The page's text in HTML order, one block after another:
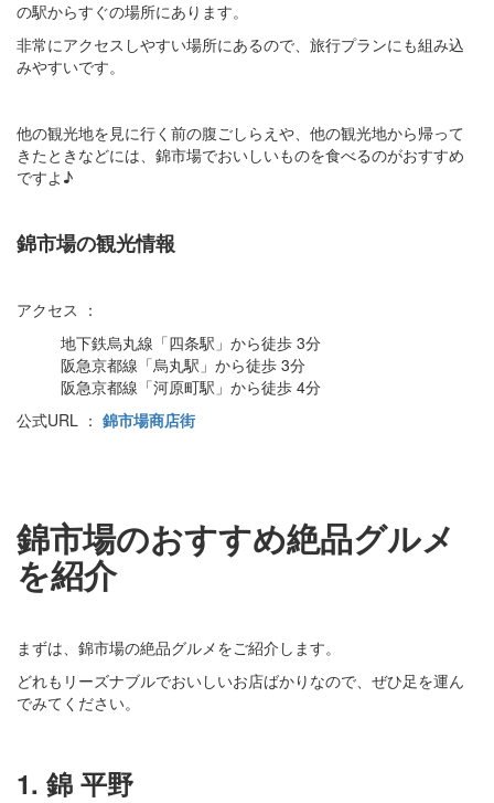
の駅からすぐの場所にあります。
非常にアクセスしやすい場所にあるので、旅行プランにも組み込
みやすいです。
他の観光地を見に行く前の腹ごしらえや、他の観光地から帰って
きたときなどには、錦市場でおいしいものを食べるのがおすすめ
ですよ♪
錦市場の観光情報
アクセス ：
地下鉄烏丸線「四条駅」から徒歩 3分
阪急京都線「烏丸駅」から徒歩 3分
阪急京都線「河原町駅」から徒歩 4分
公式URL ： 錦市場商店街
錦市場のおすすめ絶品グルメ
を紹介
まずは、錦市場の絶品グルメをご紹介します。
どれもリーズナブルでおいしいお店ばかりなので、ぜひ足を運ん
でみてください。
1. 錦 平野